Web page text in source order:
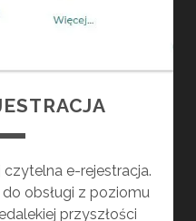
czytelna e-rejestracja.
obsługi z poziomu
przyszłości